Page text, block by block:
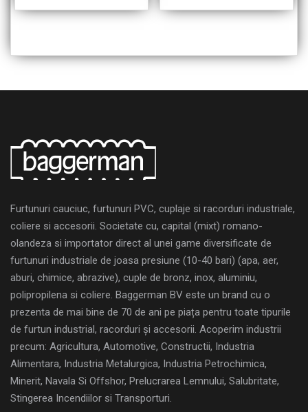
Furtunuri cauciuc, furtunuri PVC, cuplaje si racorduri industriale,
coliere si accesorii. Societate cu, capital (mixt) romano-
olandeza si importator direct al unei game diversificate de
furtunuri industriale de joasa presiune (10-40 bari) (apa, aer,
aburi, chimice, abrazive), cuple de bronz, inox, aluminiu,
polipropilena si coliere. Baggerman BV este un brand cu o
prezenta de mai bine de 70 de ani pe piața pentru toate tipurile
de furtun industrial, racorduri și accesorii. Acoperim industrii
precum: Agricultura, Automotive, Constructii, Industria
Alimentara, Industria Metalurgica, Industria Petrochimica,
Minerit, Navala Si Offshor, Prelucrarea Lemnului, Salubritate,
Stingerea Incendiilor si Transporturi.